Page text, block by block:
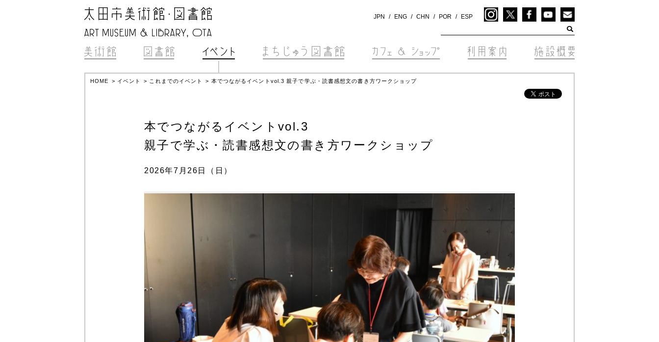
JPN ENG CHN POR ESP
HOME > イベント > これまでのイベント > 本でつながるイベントvol.3親子で学ぶ・読書感想文の書き方ワークショップ
本でつながるイベントvol.3
親子で学ぶ・読書感想文の書き方ワークショップ
2026年7月26日（日）